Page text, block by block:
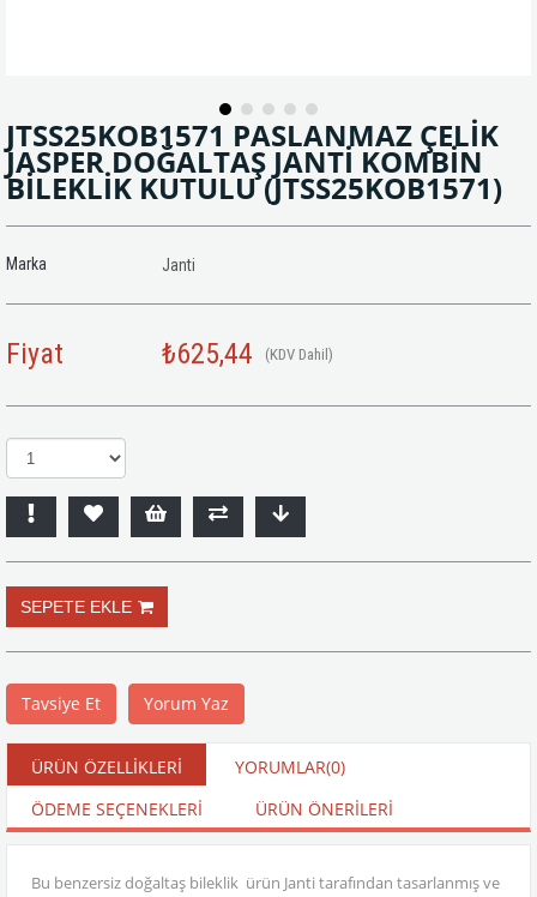
JTSS25KOB1571 PASLANMAZ ÇELİK
JASPER DOĞALTAŞ JANTİ KOMBİN
BİLEKLİK KUTULU(JTSS25KOB1571)
Marka Janti
Fiyat ₺625,44 (KDV Dahil)
Tavsiye Et Yorum Yaz
ÜRÜN ÖZELLIKLERI YORUMLAR(0)
ÖDEME SEÇENEKLERI
ÜRÜN ÖNERILERI
Bu benzersiz doğaltaş bileklik ürün Janti tarafından tasarlanmış ve